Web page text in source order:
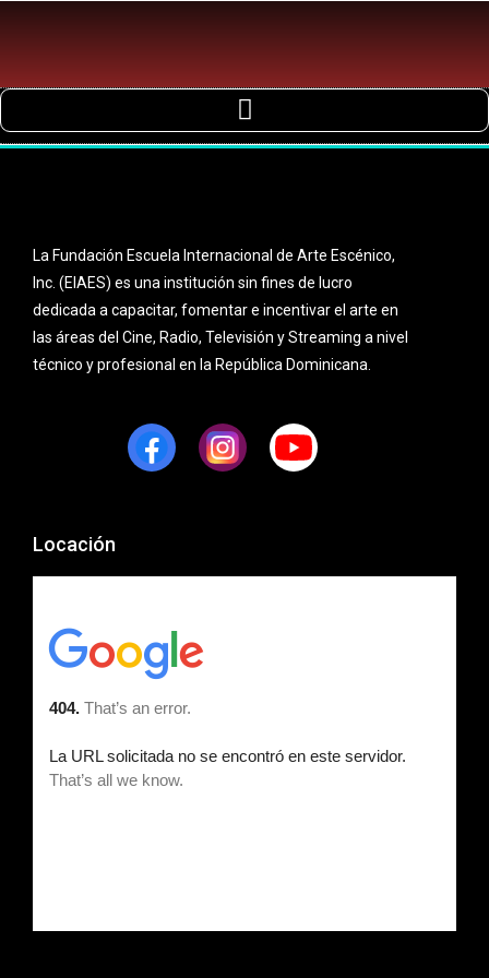
La Fundación Escuela Internacional de Arte Escénico,
Inc. (EIAES) es una institución sin fines de lucro
dedicada a capacitar, fomentar e incentivar el arte en
las áreas del Cine, Radio, Televisión y Streaming a nivel
técnico y profesional en la República Dominicana.
Locación